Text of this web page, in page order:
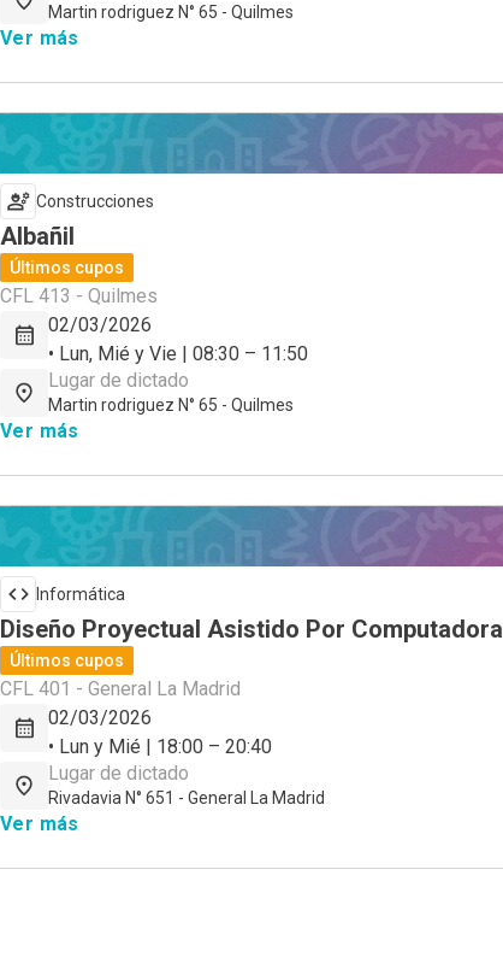
Martin rodriguez N° 65 - Quilmes
Ver más
Construcciones
Albañil
Últimos cupos
CFL 413 - Quilmes
02/03/2026
• Lun, Mié y Vie | 08:30 – 11:50
Lugar de dictado
Martin rodriguez N° 65 - Quilmes
Ver más
Informática
Diseño Proyectual Asistido Por Computadora
Últimos cupos
CFL 401 - General La Madrid
02/03/2026
• Lun y Mié | 18:00 – 20:40
Lugar de dictado
Rivadavia N° 651 - General La Madrid
Ver más